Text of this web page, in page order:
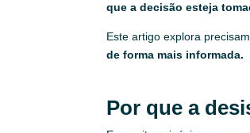
que a decisão esteja
Este artigo explora
de forma mais informada.
Por que a